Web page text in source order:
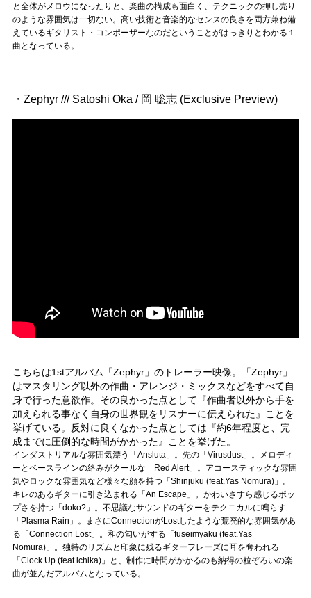
と全体がメロウになったりと、楽曲の構成も面白く、テクニックの押し売り
のような雰囲気は一切ない。高い技術と音楽的なセンスの良さを両方兼ね備
えているギタリスト・コンポーザーなのだということがはっきりとわかる１
曲となっている。
・Zephyr /// Satoshi Oka / 岡 聡志 (Exclusive Preview)
こちらは1stアルバム「Zephyr」のトレーラー映像。「Zephyr」
はマスタリング以外の作曲・アレンジ・ミックスなどをすべて自
身で行った意欲作。その良かった点として『作曲者以外から手を
加えられる事なく自身の世界観をリスナーに伝えられた』ことを
挙げている。反対に良くなかった点としては『約6年程度と、完
成までに圧倒的な時間がかかった』ことを挙げた。
インダストリアルな雰囲気漂う「Ansluta」。先の「Virusdust」。メロディ
ーとベースラインの絡みがクールな「Red Alert」。アコースティックな雰囲
気やロックな雰囲気など様々な顔を持つ「Shinjuku (feat.Yas Nomura)」。
キレのあるギターに引き込まれる「An Escape」。かわいさすら感じるポッ
プさを持つ「doko?」。不思議なサウンドのギターをテクニカルに鳴らす
「Plasma Rain」。まさにConnectionがLostしたような荒廃的な雰囲気があ
る「Connection Lost」。和の匂いがする「fuseimyaku (feat.Yas
Nomura)」。独特のリズムと印象に残るギターフレーズに耳を奪われる
「Clock Up (feat.ichika)」と、制作に時間がかかるのも納得の粒ぞろいの楽
曲が並んだアルバムとなっている。